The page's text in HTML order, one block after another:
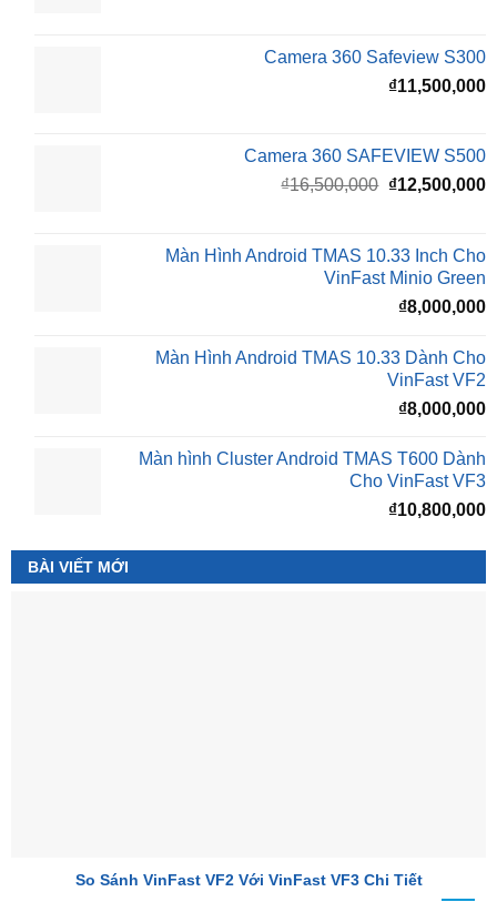
Camera 360 Safeview S300
₫11,500,000
Camera 360 SAFEVIEW S500
₫16,500,000 Giá
₫16,500,000.
₫12,500,000
Màn Hình Android TMAS 10.33 Inch Cho
VinFast Minio Green
₫8,000,000
Màn Hình Android TMAS 10.33 Dành Cho
VinFast VF2
₫8,000,000
Màn hình Cluster Android TMAS T600 Dành
Cho VinFast VF3
₫10,800,000
BÀI VIẾT MỚI
So Sánh VinFast VF2 Với VinFast VF3 Chi Tiết